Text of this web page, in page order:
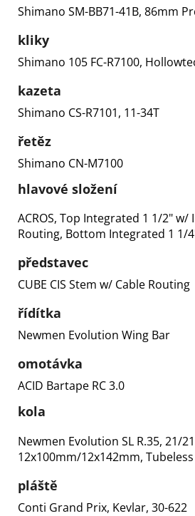
Shimano SM-BB71-41B, 86mm
kliky
Shimano 105 FC-R7100,
kazeta
Shimano CS-R7101, 11-34T
řetěz
Shimano CN-M7100
hlavové složení
ACROS, Top Integrated 1 1/2"
Routing, Bottom Integrated 1 1/
představec
CUBE CIS Stem w/ Cable Routing
řídítka
Newmen Evolution Wing Bar
omotávka
ACID Bartape RC 3.0
kola
Newmen Evolution SL R.35, 21/
12x100mm/12x142mm,
pláště
Conti Grand Prix, Kevlar, 30-622